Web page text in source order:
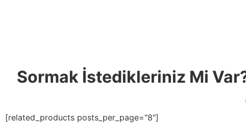
Sormak İstedikleriniz Mi
[related_products posts_per_page="8"]